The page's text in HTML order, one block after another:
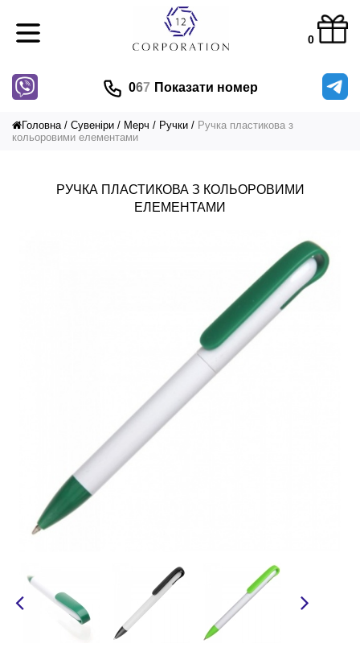
0
067 Показати номер
Головна Сувеніри Мерч Ручки
Ручка пластикова з
кольоровими елементами
РУЧКА ПЛАСТИКОВА З КОЛЬОРОВИМИ
ЕЛЕМЕНТАМИ